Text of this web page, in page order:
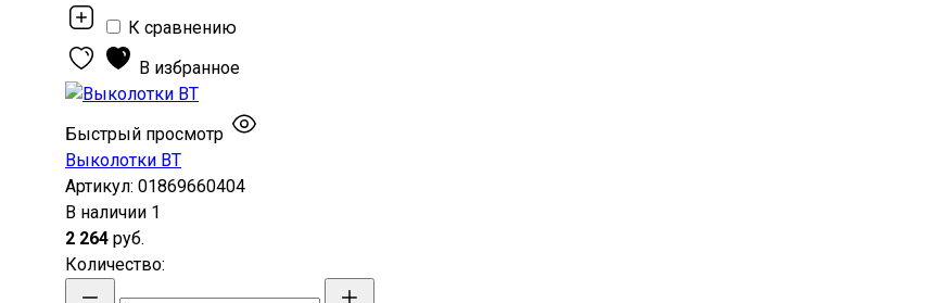
К сравнению
В избранное
Быстрый просмотр
Выколотки ВТ
Артикул: 01869660404
В наличии 1
2 264 руб.
Количество: